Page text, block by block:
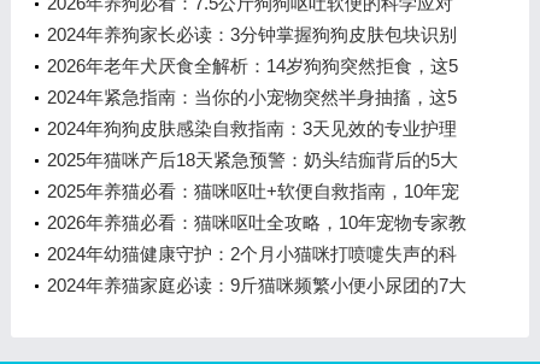
指南
2024年养狗家长必读：3分钟掌握狗狗皮肤包块识别
与处理全攻略
2026年老年犬厌食全解析：14岁狗狗突然拒食，这5
个原因比挑食更危险
2024年紧急指南：当你的小宠物突然半身抽搐，这5
个关键步骤能救命！
2024年狗狗皮肤感染自救指南：3天见效的专业护理
方案
2025年猫咪产后18天紧急预警：奶头结痂背后的5大
危险信号
2025年养猫必看：猫咪呕吐+软便自救指南，10年宠
物专家教你3步搞定
2026年养猫必看：猫咪呕吐全攻略，10年宠物专家教
你3步判断+5大高频问题解答
2024年幼猫健康守护：2个月小猫咪打喷嚏失声的科
学应对全攻略
2024年养猫家庭必读：9斤猫咪频繁小便小尿团的7大